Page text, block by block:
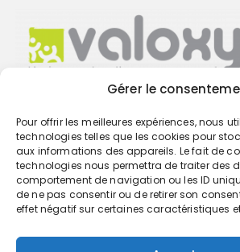
Gérer le
Pour offrir les meilleures expériences, nous
technologies telles que les cookies pour
aux informations des appareils. Le fait de
technologies nous permettra de traiter des
comportement de navigation ou les ID
de ne pas consentir ou de retirer son
effet négatif sur certaines caractéristiques
Trouvez votre
GO